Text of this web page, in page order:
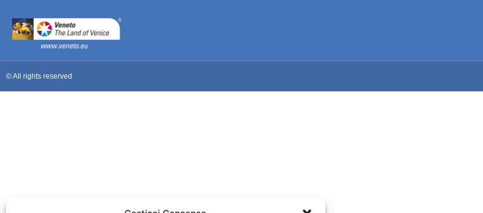
© All rights reserved